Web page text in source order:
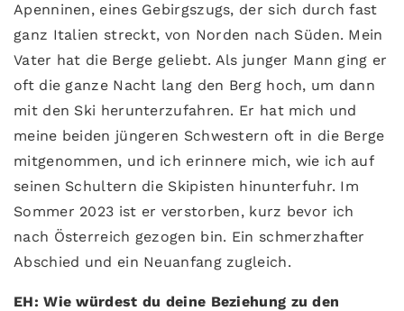
Apenninen, eines Gebirgszugs, der sich durch fast
ganz Italien streckt, von Norden nach Süden. Mein
Vater hat die Berge geliebt. Als junger Mann ging er
oft die ganze Nacht lang den Berg hoch, um dann
mit den Ski herunterzufahren. Er hat mich und
meine beiden jüngeren Schwestern oft in die Berge
mitgenommen, und ich erinnere mich, wie ich auf
seinen Schultern die Skipisten hinunterfuhr. Im
Sommer 2023 ist er verstorben, kurz bevor ich
nach Österreich gezogen bin. Ein schmerzhafter
Abschied und ein Neuanfang zugleich.
EH: Wie würdest du deine Beziehung zu den